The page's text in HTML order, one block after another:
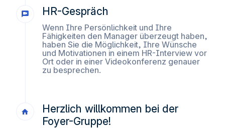
HR-Gespräch
Wenn Ihre Persönlichkeit und Ihre
Fähigkeiten den Manager überzeugt haben,
haben Sie die Möglichkeit, Ihre Wünsche
und Motivationen in einem HR-Interview vor
Ort oder in einer Videokonferenz genauer
zu besprechen.
Herzlich willkommen bei der
Foyer-Gruppe!